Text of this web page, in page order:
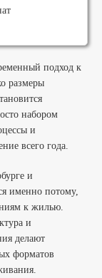
подход к
размеры
набором
и
всего года.
и
именно потому,
к жилью.
и
делают
форматов